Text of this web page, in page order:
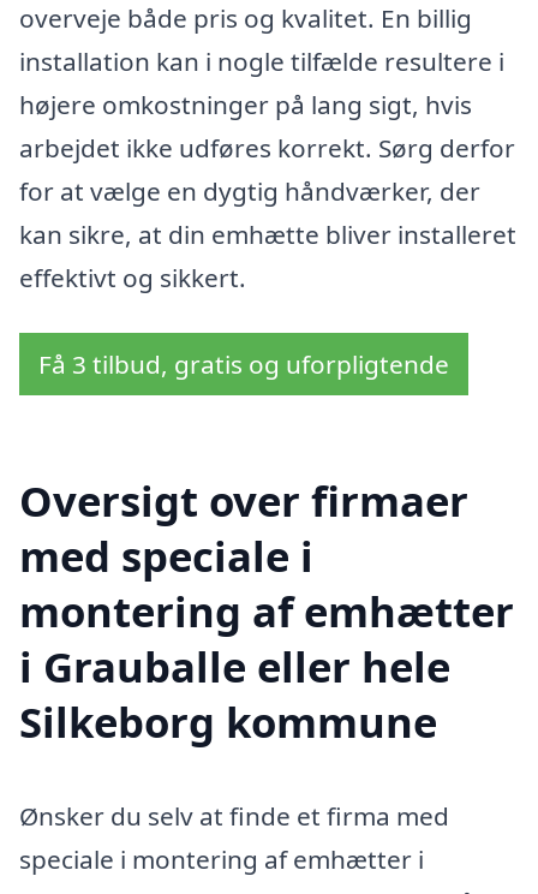
overveje både pris og kvalitet. En billig
installation kan i nogle tilfælde resultere i
højere omkostninger på lang sigt, hvis
arbejdet ikke udføres korrekt. Sørg derfor
for at vælge en dygtig håndværker, der
kan sikre, at din emhætte bliver installeret
effektivt og sikkert.
Få 3 tilbud, gratis og uforpligtende
Oversigt over firmaer
med speciale i
montering af emhætter
i Grauballe eller hele
Silkeborg kommune
Ønsker du selv at finde et firma med
speciale i montering af emhætter i